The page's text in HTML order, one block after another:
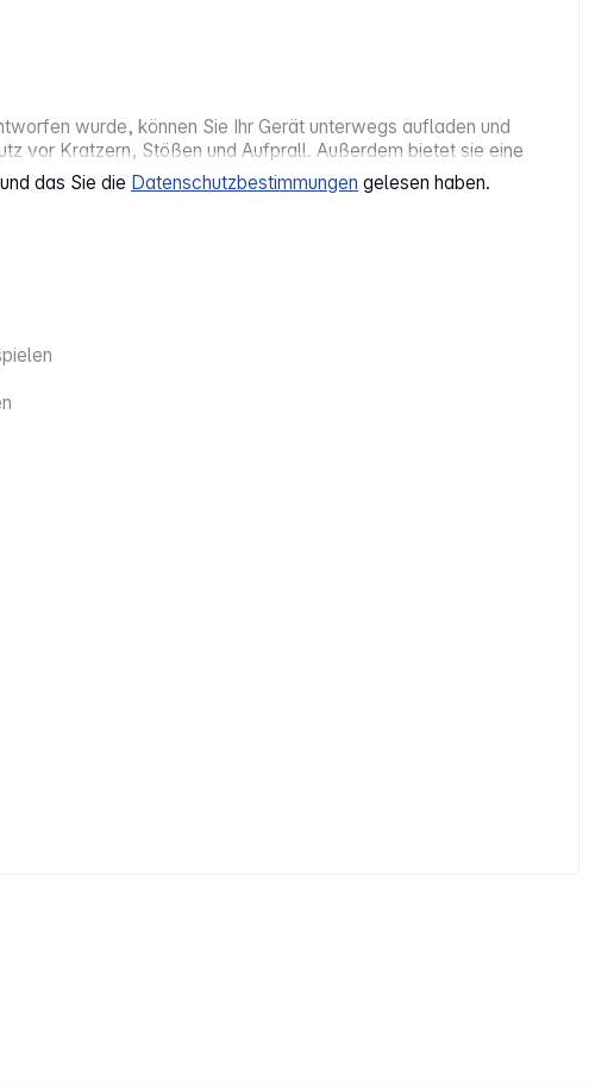
das Sie die Datenschutzbestimmungen gelesen haben.
wurde, können Sie Ihr Gerät unterwegs aufladen und
vor Kratzern, Stößen und Aufprall. Außerdem bietet sie eine